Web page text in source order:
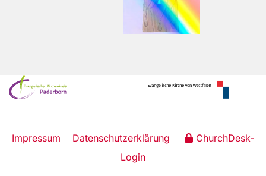
Impressum Datenschutzerklärung
ChurchDesk-
Login